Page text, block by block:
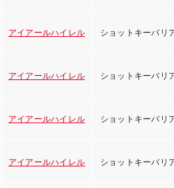
アイアールハイレル ショットキーバリ
アイアールハイレル ショットキーバリ
アイアールハイレル ショットキーバリ
アイアールハイレル ショットキーバリ